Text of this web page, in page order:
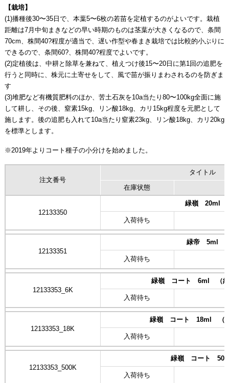
【栽培】
(1)播種後30〜35日で、本葉5〜6枚の若苗を定植するのがよいです。栽植
距離は7月中旬まきなどの早い時期のものは茎葉が大きくなるので、条間
70cm、株間40?程度が適当で、遅い作型や春まき栽培では比較的小ぶりに
できるので、条間60?、株間40?程度でよいです。
(2)定植後は、中耕と除草を兼ねて、植えつけ後15〜20日に第1回の追肥を
行うと同時に、株元に土寄せをして、風で苗が振りまわされるのを防ぎま
す
(3)堆肥など有機質肥料のほか、苦土石灰を10a当たり80〜100kg全面に施
して耕し、その後、窒素15kg、リン酸18kg、カリ15kg程度を元肥として
施します。後の追肥も入れて10a当たり窒素23kg、リン酸18kg、カリ20kg
を標準とします。
※2019年よりコート種子の小分けを始めました。
注文番号
タイトル
在庫状態
12133350
緑嶺 20ml
入荷待ち
12133351
緑帝 5ml
入荷待ち
12133353_6K
緑嶺 コート 6ml （約
入荷待ち
12133353_18K
緑嶺 コート 18ml （約
入荷待ち
12133353_500K
緑嶺 コート 500
入荷待ち